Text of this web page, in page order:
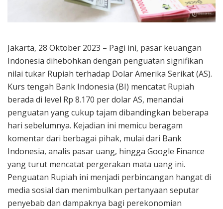
Jakarta, 28 Oktober 2023 – Pagi ini, pasar keuangan
Indonesia dihebohkan dengan penguatan signifikan
nilai tukar Rupiah terhadap Dolar Amerika Serikat (AS).
Kurs tengah Bank Indonesia (BI) mencatat Rupiah
berada di level Rp 8.170 per dolar AS, menandai
penguatan yang cukup tajam dibandingkan beberapa
hari sebelumnya. Kejadian ini memicu beragam
komentar dari berbagai pihak, mulai dari Bank
Indonesia, analis pasar uang, hingga Google Finance
yang turut mencatat pergerakan mata uang ini.
Penguatan Rupiah ini menjadi perbincangan hangat di
media sosial dan menimbulkan pertanyaan seputar
penyebab dan dampaknya bagi perekonomian